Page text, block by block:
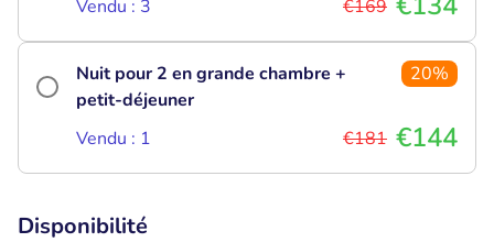
Vendu : 3 €169
Nuit pour 2 en grande chambre +
petit-déjeuner
20%
Vendu : 1 €181 €144
Disponibilité